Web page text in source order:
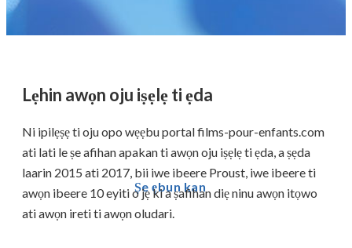
Ṣe ẹbun kan
Lẹhin awọn oju iṣẹlẹ ti ẹda
Ni ipilẹṣẹ ti oju opo wẹẹbu portal films-pour-enfants.com
ati lati le ṣe afihan apakan ti awọn oju iṣẹlẹ ti ẹda, a ṣẹda
laarin 2015 ati 2017, bii iwe ibeere Proust, iwe ibeere ti
awọn ibeere 10 eyiti o jẹ ki a ṣafihan diẹ ninu awọn itọwo
ati awọn ireti ti awọn oludari.